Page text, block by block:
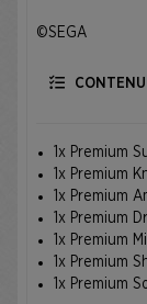
©SEGA
CONTENU
1x Premium
1x Premium
1x Premium
1x Premium
1x Premium
1x Premium
1x Premium